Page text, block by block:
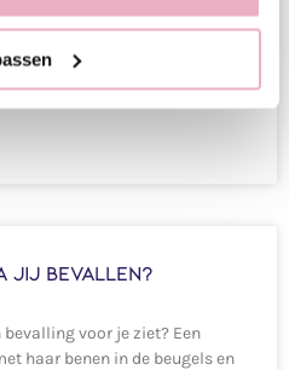
opvangen van weeën. De
en je zit op 5
uur
jij bevallen?
voor je ziet? Een
haar benen in de beugels en